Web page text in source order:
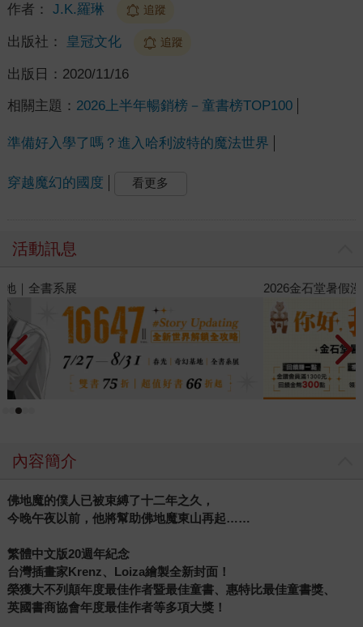
作者： J.K.羅琳 追蹤
出版社： 皇冠文化 追蹤
出版日： 2020/11/16
相關主題： 2026上半年暢銷榜－童書榜TOP100
準備好入學了嗎？進入哈利波特的魔法世界
穿越魔幻的國度 看更多
活動訊息
2026金石堂暑假漫博〈你好，我吃一點〉第二波
內容簡介
佛地魔的僕人已被束縛了十二年之久，
今晚午夜以前，他將幫助佛地魔東山再起……
繁體中文版20週年紀念
台灣插畫家Krenz、Loiza繪製全新封面！
榮獲大不列顛年度最佳作者暨最佳童書、惠特比最佳童書獎、
英國書商協會年度最佳作者等多項大獎！